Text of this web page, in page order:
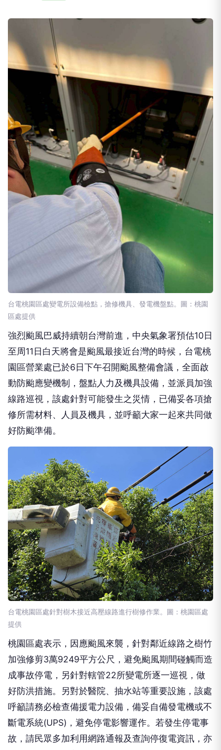
台電桃園區處變電所設備檢點，搶修機具、發電機盤點。圖：桃園
區處提供
強烈颱風巴威持續朝台灣前進，中央氣象署預估10日
至周11日白天將會是颱風最接近台灣的時候，台電桃
園區營業處已於6日下午召開颱風整備會議，全面啟
動防颱應變機制，盤點人力及機具設備，並派員加強
線路巡視，該處針對可能發生之災情，已備妥各項搶
修所需材料、人員及機具，並呼籲大家一起來共同做
好防颱準備。
台電桃園區處針對樹木接近高壓線路進行樹修作業。圖：桃園區處
提供
桃園區處表示，因應颱風來襲，針對鄰近線路之樹竹
加強修剪3萬9249平方公尺，避免颱風期間碰觸而造
成事故停電，另針對轄管22所變電所逐一巡視，做
好防洪措施。另對於醫院、抽水站等重要設施，該處
呼籲請務必檢查備援電力設備，備妥自備發電機或不
斷電系統(UPS)，避免停電影響運作。若發生停電事
故，請民眾多加利用網路通報及查詢停復電資訊，亦